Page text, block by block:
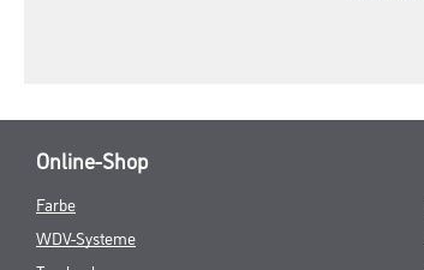
Online-Shop
Farbe
WDV-Systeme